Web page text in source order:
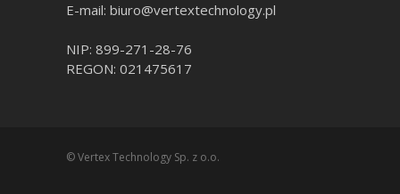
E-mail: biuro@vertextechnology.pl
NIP: 899-271-28-76
REGON: 021475617
© Vertex Technology Sp. z o.o.